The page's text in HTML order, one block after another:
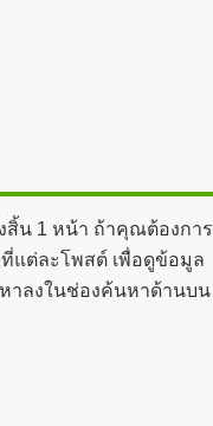
สิ้น 1 หน้า ถ้าคุณต้องการ
แต่ละโพสต์ เพื่อดูข้อมูล
าลงในช่องค้นหาด้านบน